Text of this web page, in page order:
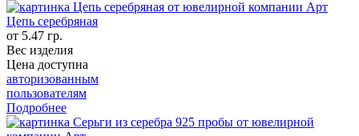
Цепь серебряная
от 5.47 гр.
Вес изделия
Цена доступна
авторизованным
пользователям
Подробнее